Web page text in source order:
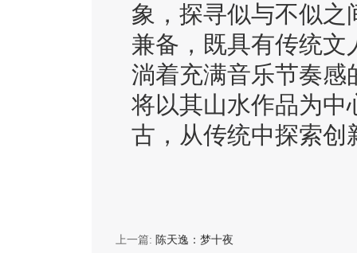
象，探寻似与不似之
兼备，既具有传统文
淌着充满音乐节奏感
将以其山水作品为中
古，从传统中探索创
上一篇: 陈天逸：梦十夜